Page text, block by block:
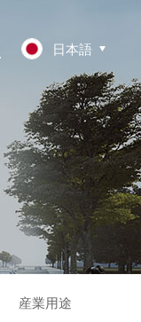
日本語
産業用途